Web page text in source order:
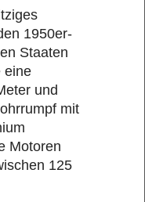
1950er-
Staaten
eine
und
mit
Motoren
125